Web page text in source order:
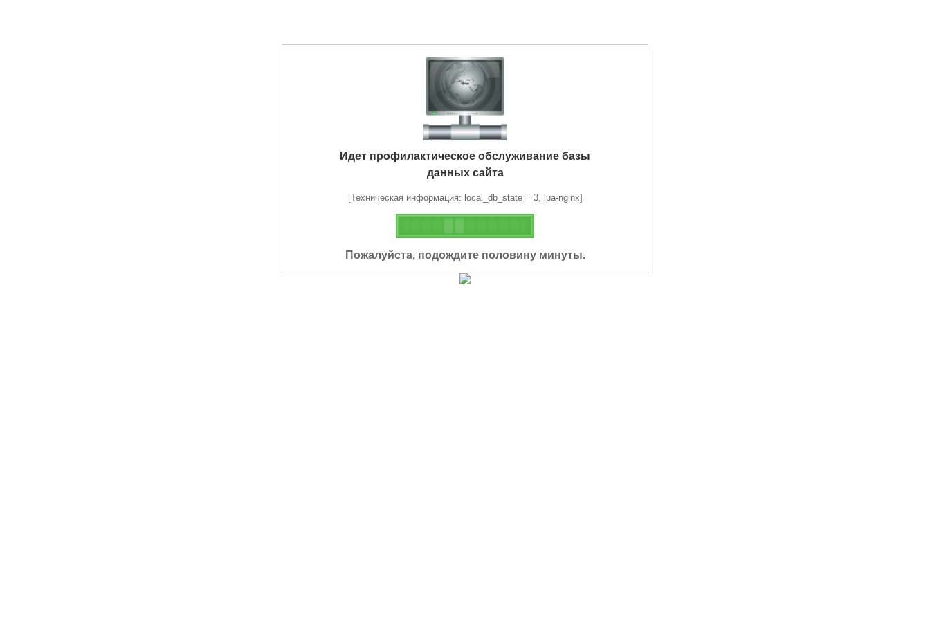
Идет профилактическое обслуживание базы
данных сайта
[Техническая информация: local_db_state = 3, lua-nginx]
Пожалуйста, подождите половину минуты.